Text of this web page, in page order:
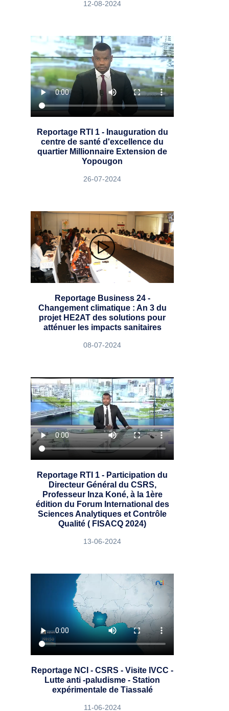
12-08-2024
Reportage RTI 1 - Inauguration du
centre de santé d'excellence du
quartier Millionnaire Extension de
Yopougon
26-07-2024
Reportage Business 24 -
Changement climatique : An 3 du
projet HE2AT des solutions pour
atténuer les impacts sanitaires
08-07-2024
Reportage RTI 1 - Participation du
Directeur Général du CSRS,
Professeur Inza Koné, à la 1ère
édition du Forum International des
Sciences Analytiques et Contrôle
Qualité ( FISACQ 2024)
13-06-2024
Reportage NCI - CSRS - Visite IVCC -
Lutte anti -paludisme - Station
expérimentale de Tiassalé
11-06-2024